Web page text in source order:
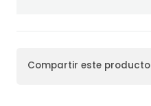
Compartir este producto